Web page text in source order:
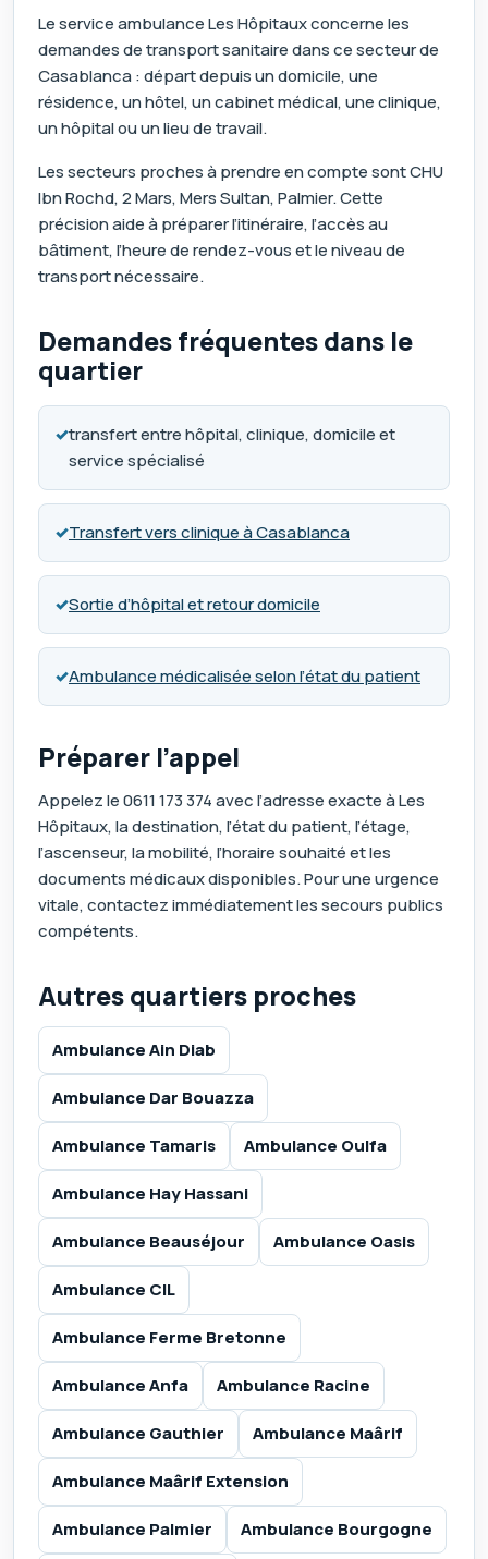
Le service ambulance Les Hôpitaux concerne les
demandes de transport sanitaire dans ce secteur de
Casablanca : départ depuis un domicile, une
résidence, un hôtel, un cabinet médical, une clinique,
un hôpital ou un lieu de travail.
Les secteurs proches à prendre en compte sont CHU
Ibn Rochd, 2 Mars, Mers Sultan, Palmier. Cette
précision aide à préparer l’itinéraire, l’accès au
bâtiment, l’heure de rendez-vous et le niveau de
transport nécessaire.
Demandes fréquentes dans le
quartier
✓transfert entre hôpital, clinique, domicile et
service spécialisé
✓Transfert vers clinique à Casablanca
✓Sortie d’hôpital et retour domicile
✓Ambulance médicalisée selon l’état du patient
Préparer l’appel
Appelez le0611 173 374avec l’adresse exacte à Les
Hôpitaux, la destination, l’état du patient, l’étage,
l’ascenseur, la mobilité, l’horaire souhaité et les
documents médicaux disponibles. Pour une urgence
vitale, contactez immédiatement les secours publics
compétents.
Autres quartiers proches
Ambulance Ain Diab
Ambulance Dar Bouazza
Ambulance Tamaris Ambulance Oulfa
Ambulance Hay Hassani
Ambulance Beauséjour Ambulance Oasis
Ambulance CIL
Ambulance Ferme Bretonne
Ambulance Anfa Ambulance Racine
Ambulance Gauthier Ambulance Maârif
Ambulance Maârif Extension
Ambulance Palmier Ambulance Bourgogne